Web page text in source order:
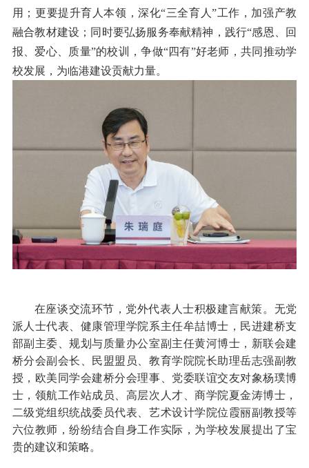
用；更要提升育人本领，深化“三全育人”工作，加强产教
融合教材建设；同时要弘扬服务奉献精神，践行“感恩、回
报、爱心、质量”的校训，争做“四有”好老师，共同推动学
校发展，为临港建设贡献力量。
在座谈交流环节，党外代表人士积极建言献策。无党
派人士代表、健康管理学院系主任牟喆博士，民进建桥支
部副主委、规划与质量办公室副主任黄河博士，新联会建
桥分会副会长、民盟盟员、教育学院院长助理岳志强副教
授，欧美同学会建桥分会理事、党委联谊交友对象杨璞博
士，领航工作站成员、高层次人才、商学院夏金涛博士，
二级党组织统战委员代表、艺术设计学院位霞丽副教授等
六位教师，纷纷结合自身工作实际，为学校发展提出了宝
贵的建议和策略。